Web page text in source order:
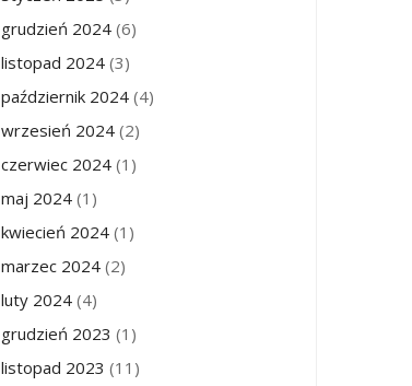
grudzień 2024 (6)
listopad 2024 (3)
październik 2024 (4)
wrzesień 2024 (2)
czerwiec 2024 (1)
maj 2024 (1)
kwiecień 2024 (1)
marzec 2024 (2)
luty 2024 (4)
grudzień 2023 (1)
listopad 2023 (11)